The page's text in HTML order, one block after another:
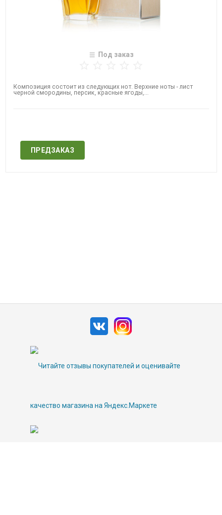
Под заказ
Композиция состоит из следующих нот. Верхние ноты - лист
черной смородины, персик, красные ягоды,...
ПРЕДЗАКАЗ